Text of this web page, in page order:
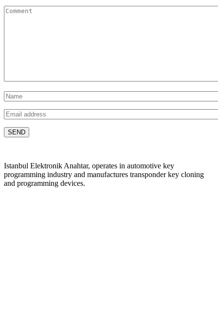
Istanbul Elektronik Anahtar, operates in automotive key
programming industry and manufactures transponder key cloning
and programming devices.